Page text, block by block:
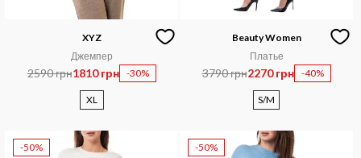
XYZ
Джемпер
2590 грн1810 грн -30%
XL
Beauty Women
Платье
3790 грн2270 грн -40%
S/M
-50% -50%